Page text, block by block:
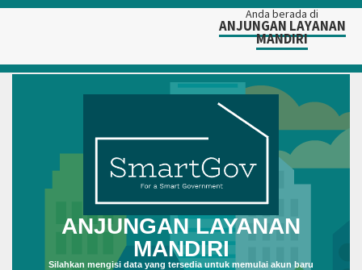
Anda berada di
ANJUNGAN LAYANAN
MANDIRI
ANJUNGAN LAYANAN
MANDIRI
Silahkan mengisi data yang tersedia untuk memulai akun baru